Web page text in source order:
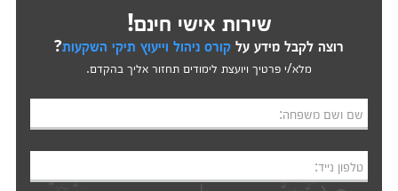
שירות אישי חינם!
רוצה לקבל מידע על קורס ניהול וייעוץ תיקי השקעות?
מלא/י פרטיך ויועצת לימודים תחזור אליך בהקדם.
שם ושם משפחה:
טלפון נייד: